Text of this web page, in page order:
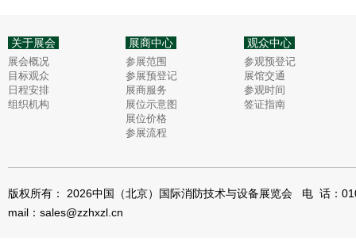
关于展会 展商中心 观众中心
展会概况
目标观众
日程安排
组织机构
参展范围
参展预登记
展商服务
展位示意图
展位价格
参展流程
参观预登记
展馆交通
参观时间
签证指南
版权所有： 2026中国（北京）国际消防技术与设备展览会 电 话
mail：sales@zzhxzl.cn